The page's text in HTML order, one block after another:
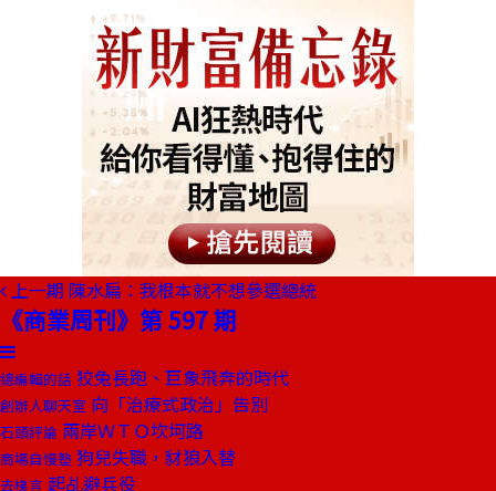
上一期 陳水扁：我根本就不想參選總統
《商業周刊》第 597 期
總編輯的話 狡兔長跑、巨象飛奔的時代
創辦人聊天室 向「治療式政治」告別
石頭評論 兩岸ＷＴＯ坎坷路
商場自慢塾 狗兒失職，豺狼入替
去梯言 起乩避兵役